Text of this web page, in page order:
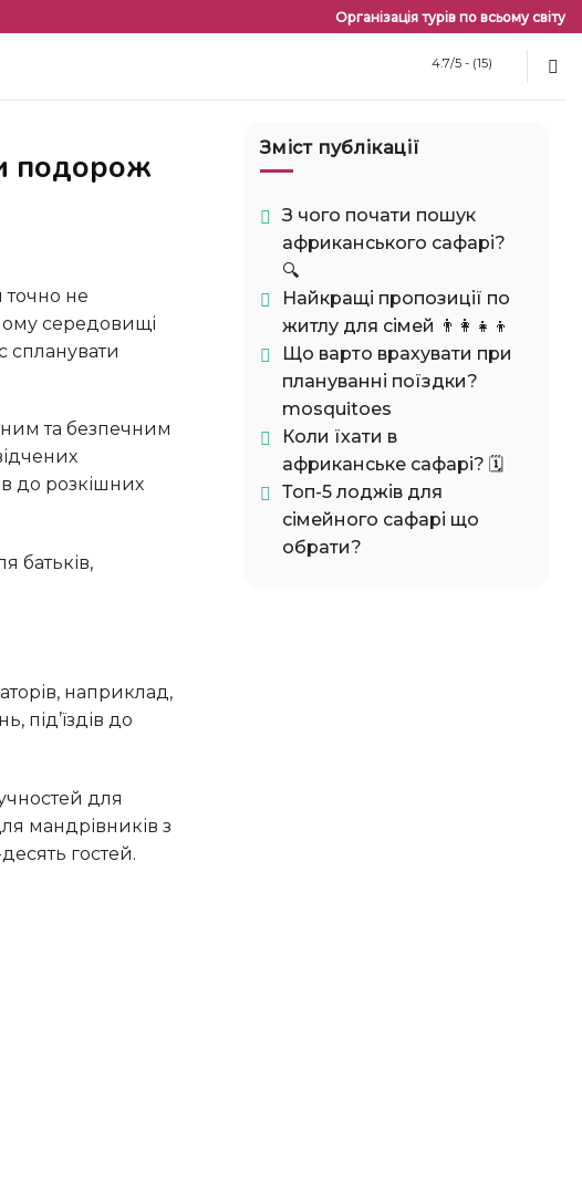
Організація турів по всьому світу
4.7/5 - (15)
середовищі
спланувати
до розкішних
під’їздів до
мандрівників з
гостей.
Зміст публікації
З чого почати пошук
африканського сафарі?
🔍
Найкращі пропозиції по
житлу для сімей 👨‍👩‍👧‍👦
Що варто врахувати при
плануванні поїздки?
mosquitoes
Коли їхати в
африканське сафарі? 🗓️
Топ-5 лоджів для
сімейного сафарі що
обрати?